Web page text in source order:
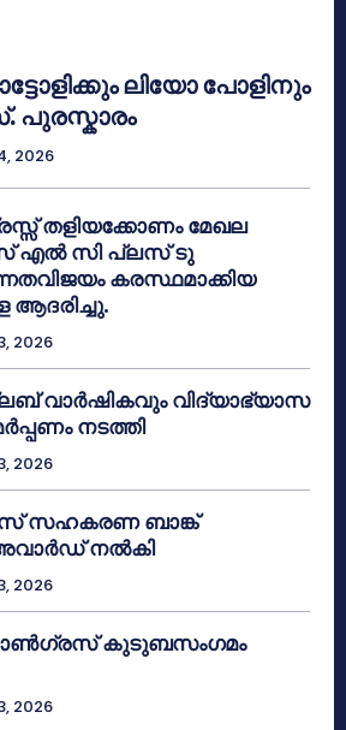
ലിയോ പോളിനും
2026
തളിയക്കോണം മേഖല
എൽ സി പ്ലസ് ടു
കരസ്ഥമാക്കിയ
ആദരിച്ചു.
2026
വാർഷികവും വിദ്യാഭ്യാസ
നടത്തി
2026
സഹകരണ ബാങ്ക്
നൽകി
2026
കുടുബസംഗമം
2026